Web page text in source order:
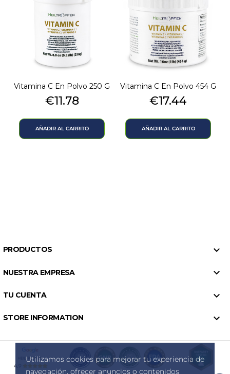
Utilizamos cookies para mejorar tu experiencia de
navegación, ofrecer anuncios o contenidos
Vitamina C En Polvo 250 G
Precio
€11.78
AÑADIR AL CARRITO
Vitamina C En Polvo 454 G
Precio
€17.44
AÑADIR AL CARRITO
PRODUCTOS 
NUESTRA EMPRESA 
TU CUENTA 
STORE INFORMATION 